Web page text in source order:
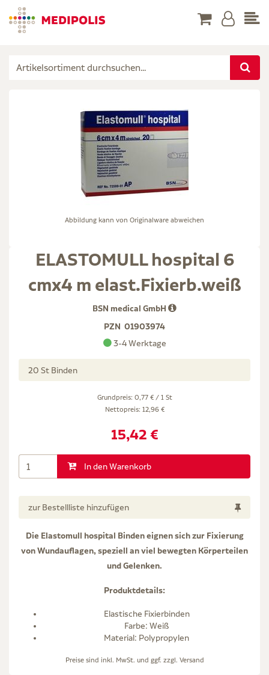
Abbildung kann von Originalware abweichen
ELASTOMULL hospital 6
cmx4 m elast.Fixierb.weiß
BSN medical GmbH
PZN 01903974
3-4 Werktage
20 St Binden
Grundpreis: 0,77 € / 1 St
Nettopreis: 12,96 €
15,42 €
In den Warenkorb
zur Bestellliste hinzufügen
Die Elastomull hospital Binden eignen sich zur Fixierung
von Wundauflagen, speziell an viel bewegten Körperteilen
und Gelenken.
Produktdetails:
Elastische Fixierbinden
Farbe: Weiß
Material: Polypropylen
Preise sind inkl. MwSt. und ggf. zzgl. Versand